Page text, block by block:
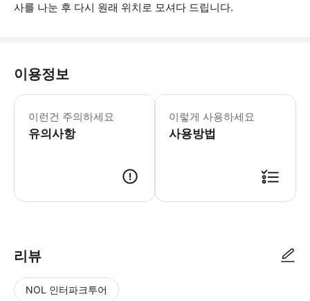
사를 나눈 후 다시 원래 위치로 모셔다 드립니다.
이용정보
이런건 주의하세요
유의사항
차량 한 대에 최대 2명이 탑승할 수
이렇게 사용하세요
사용방법
리뷰
NOL 인터파크투어